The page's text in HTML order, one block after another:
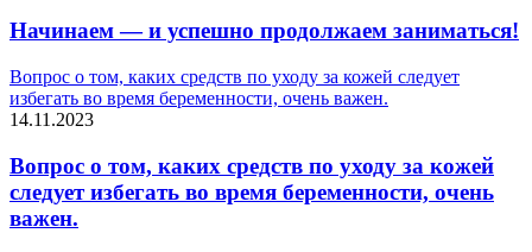
Начинаем — и успешно продолжаем заниматься!
Вопрос о том, каких средств по уходу за кожей следует
избегать во время беременности, очень важен.
14.11.2023
Вопрос о том, каких средств по уходу за кожей
следует избегать во время беременности, очень
важен.